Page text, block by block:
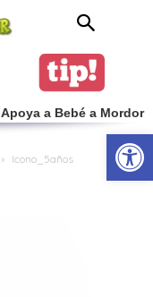
Apoya a Bebé a Mordor
Icono_5años